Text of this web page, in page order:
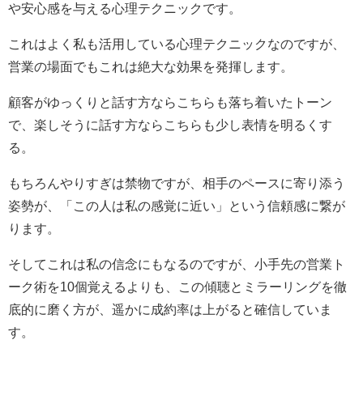
や安心感を与える心理テクニックです。
これはよく私も活用している心理テクニックなのですが、
営業の場面でもこれは絶大な効果を発揮します。
顧客がゆっくりと話す方ならこちらも落ち着いたトーン
で、楽しそうに話す方ならこちらも少し表情を明るくす
る。
もちろんやりすぎは禁物ですが、相手のペースに寄り添う
姿勢が、「この人は私の感覚に近い」という信頼感に繋が
ります。
そしてこれは私の信念にもなるのですが、小手先の営業ト
ーク術を10個覚えるよりも、この傾聴とミラーリングを徹
底的に磨く方が、遥かに成約率は上がると確信していま
す。